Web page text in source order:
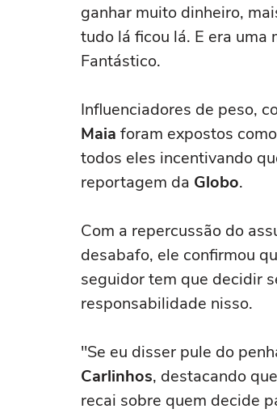
ganhar muito dinheiro,
tudo lá ficou lá. E era
Fantástico.
Influenciadores de peso,
Maia foram expostos
todos eles incentivando
reportagem da Globo.
Com a repercussão do
desabafo, ele confirmou
seguidor tem que decidir
responsabilidade nisso.
"Se eu disser pule do
Carlinhos, destacando
recai sobre quem decide